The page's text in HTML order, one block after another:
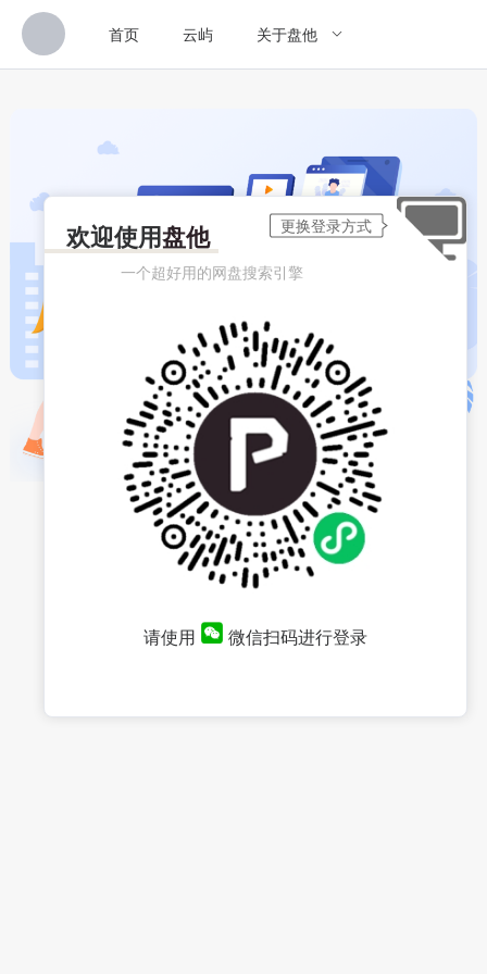
首页 云屿 关于盘他
欢迎使用盘他
一个超好用的网盘搜索引擎
请使用 微信扫码进行登录